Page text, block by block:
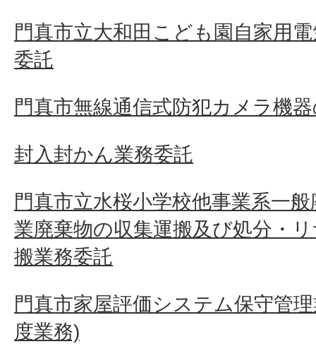
門真市立大和田こども園自家用
委託
門真市無線通信式防犯カメラ機
封入封かん業務委託
門真市立水桜小学校他事業系一
業廃棄物の収集運搬及び処分・
搬業務委託
門真市家屋評価システム保守管
度業務)